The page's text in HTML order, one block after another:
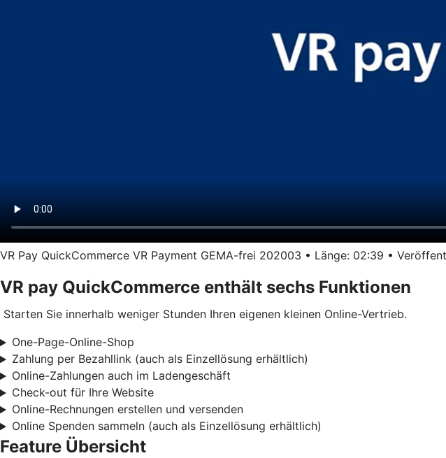
VR Pay QuickCommerce VR Payment GEMA-frei 202003 • Länge: 02:39 •
VR pay QuickCommerce enthält sechs Funktionen
Starten Sie innerhalb weniger Stunden Ihren eigenen kleinen Online-Vertrieb.
One-Page-Online-Shop
Zahlung per Bezahllink (auch als Einzellösung erhältlich)
Online-Zahlungen auch im Ladengeschäft
Check-out für Ihre Website
Online-Rechnungen erstellen und versenden
Online Spenden sammeln (auch als Einzellösung erhältlich)
Feature Übersicht